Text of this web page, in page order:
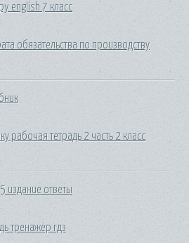
english 7 класс
обязательства по производству
рабочая тетрадь 2 часть 2 класс
издание ответы
тренажёр гдз